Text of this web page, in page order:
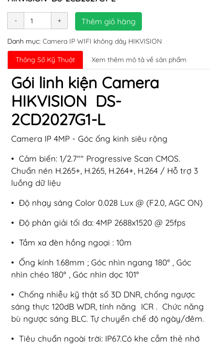
Thêm giỏ hàng
Danh mục: Camera IP WIFI không dây HIKVISION
Thông Số Kỹ Thuật Xem thêm mô tả về sản phẩm
Gói linh kiện Camera
HIKVISION DS-
2CD2027G1-L
Camera IP 4MP - Góc ống kinh siêu rộng
• Cảm biến: 1/2.7"" Progressive Scan CMOS.
Chuẩn nén H.265+, H.265, H.264+, H.264 / Hỗ trợ 3
luồng dữ liệu
• Độ nhạy sáng Color 0.028 Lux @ (F2.0, AGC ON)
• Độ phân giải tối đa: 4MP 2688x1520 @ 25fps
• Tầm xa đèn hồng ngoại : 10m
• Ống kính 1.68mm ; Góc nhìn ngang 180° , Góc
nhìn chéo 180° , Góc nhìn dọc 101°
• Chống nhiễu kỹ thật số 3D DNR, chống ngược
sáng thực 120dB WDR, tính năng ICR . Chức năng
bù ngược sáng BLC. Tự chuyển chế độ ngày/đêm.
• Tiêu chuẩn ngoài trời: IP67.Có khe cắm thẻ nhớ